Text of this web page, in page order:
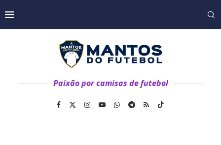
Paixão por camisas de futebol